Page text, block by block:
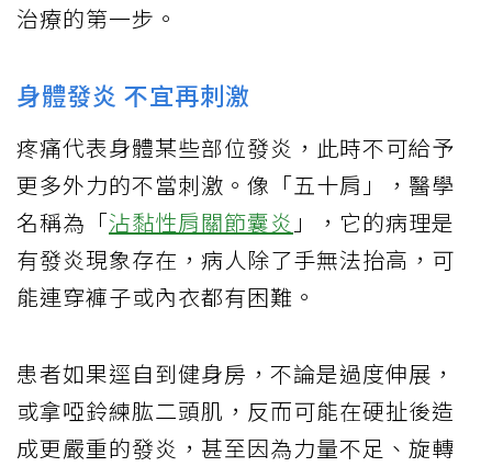
治療的第一步。
身體發炎 不宜再刺激
疼痛代表身體某些部位發炎，此時不可給予
更多外力的不當刺激。像「五十肩」，醫學
名稱為「沾黏性肩關節囊炎 」，它的病理是
有發炎現象存在，病人除了手無法抬高，可
能連穿褲子或內衣都有困難。
患者如果逕自到健身房，不論是過度伸展，
或拿啞鈴練肱二頭肌，反而可能在硬扯後造
成更嚴重的發炎，甚至因為力量不足、旋轉